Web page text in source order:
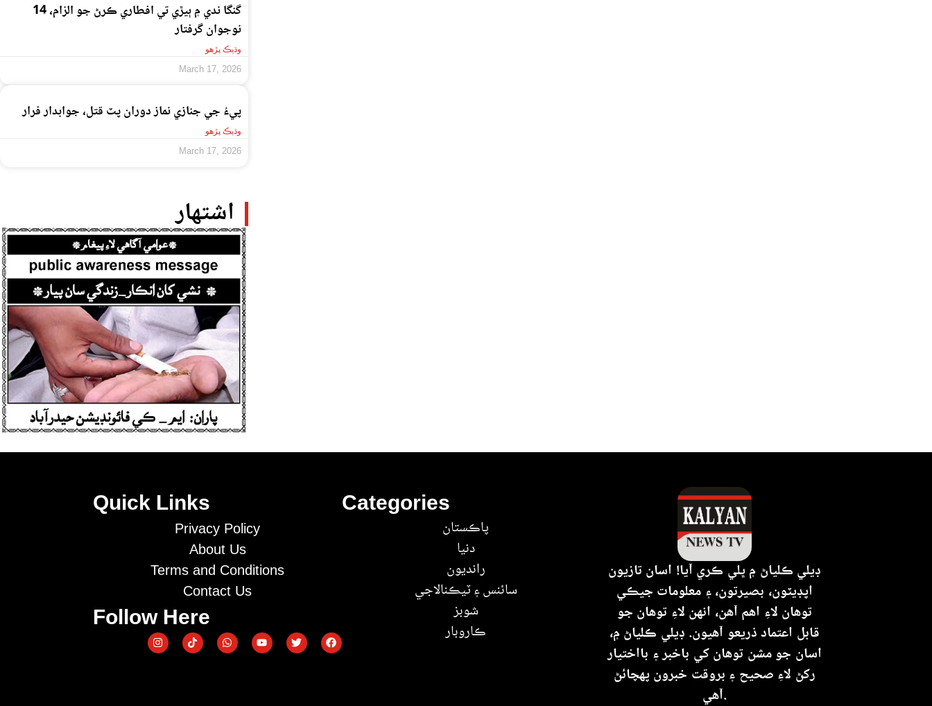
گنگا ندي ۾ ٻيڙي تي افطاري ڪرڻ جو الزام، 14
نوجوان گرفتار
وڌيڪ پڙهو
March 17, 2026
پيءُ جي جنازي نماز دوران پٽ قتل، جوابدار فرار
وڌيڪ پڙهو
March 17, 2026
اشتهار
Quick Links
Privacy Policy
About Us
Terms and Conditions
Contact Us
Follow Here
Categories
پاڪستان
دنيا
رانديون
سائنس ۽ ٽيڪنالاجي
شوبز
ڪاروبار
ڊيلي ڪلياڻ ۾ ڀلي ڪري آيا! اسان تازيون
اپڊيٽون، بصيرتون، ۽ معلومات جيڪي
توهان لاءِ اهم آهن، انهن لاءِ توهان جو
قابل اعتماد ذريعو آهيون. ڊيلي ڪلياڻ ۾،
اسان جو مشن توهان کي باخبر ۽ بااختيار
رکڻ لاءِ صحيح ۽ بروقت خبرون پهچائڻ
آهي.